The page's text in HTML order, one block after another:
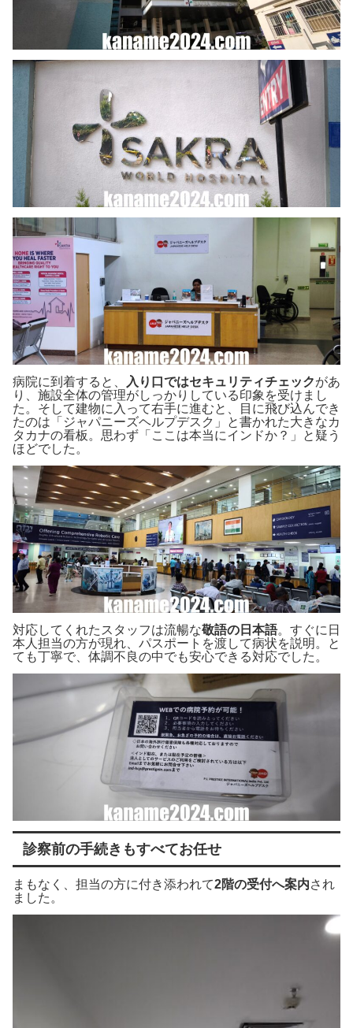
病院に到着すると、 入り口ではセキュリティチェックがあ
り、施設全体の管理がしっかりしている印象を受けまし
た。そして建物に入って右手に進むと、目に飛び込んでき
たのは「ジャパニーズヘルプデスク」と書かれた大きなカ
タカナの看板。思わず「ここは本当にインドか？」と疑う
ほどでした。
対応してくれたスタッフは流暢な敬語の日本語。すぐに日
本人担当の方が現れ、パスポートを渡して病状を説明。と
ても丁寧で、体調不良の中でも安心できる対応でした。
診察前の手続きもすべてお任せ
まもなく、担当の方に付き添われて2階の受付へ案内され
ました。